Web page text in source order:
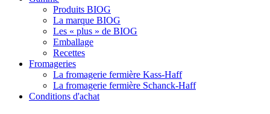
Produits BIOG
La marque BIOG
Les « plus » de BIOG
Emballage
Recettes
Fromageries
La fromagerie fermière Kass-Haff
La fromagerie fermière Schanck-Haff
Conditions d'achat